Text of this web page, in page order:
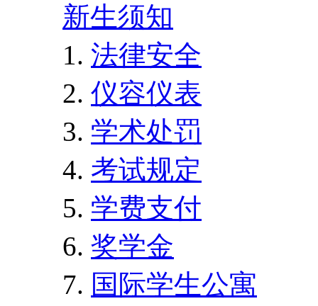
新生须知
法律安全
仪容仪表
学术处罚
考试规定
学费支付
奖学金
国际学生公寓